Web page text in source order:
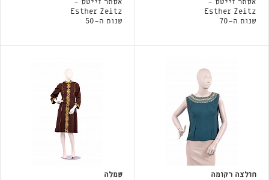
אסתר זייטס -
Esther Zeitz
שנות ה-70
אסתר זייטס -
Esther Zeitz
שנות ה-50
חולצה רקומה
שמלה